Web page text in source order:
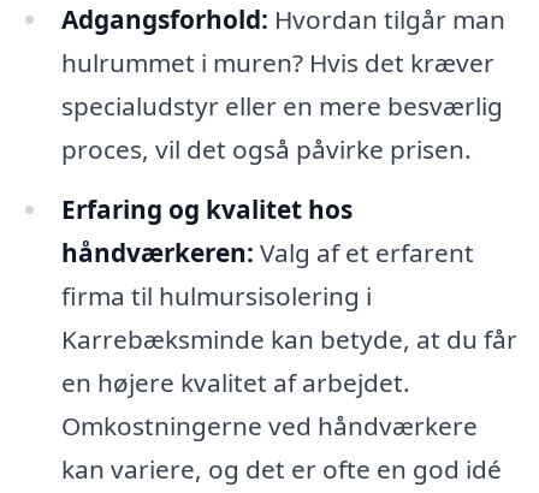
Adgangsforhold: Hvordan tilgår man
hulrummet i muren? Hvis det kræver
specialudstyr eller en mere besværlig
proces, vil det også påvirke prisen.
Erfaring og kvalitet hos
håndværkeren: Valg af et erfarent
firma til hulmursisolering i
Karrebæksminde kan betyde, at du får
en højere kvalitet af arbejdet.
Omkostningerne ved håndværkere
kan variere, og det er ofte en god idé